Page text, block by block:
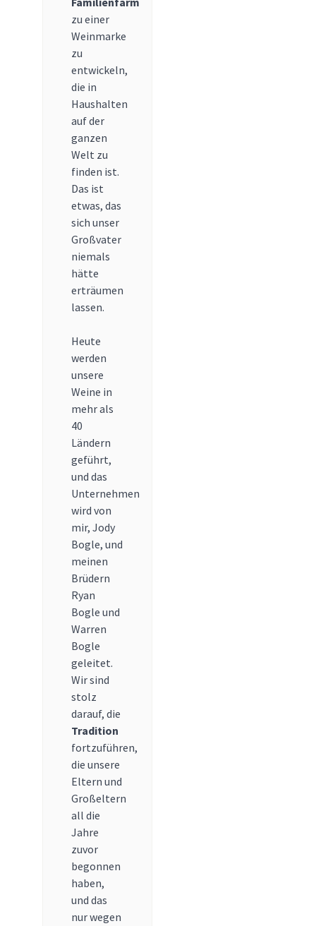
zu einer
Weinmarke
zu
entwickeln,
die in
Haushalten
auf der
ganzen
Welt zu
finden ist.
Das ist
etwas, das
sich unser
Großvater
niemals
hätte
erträumen
lassen.
Heute
werden
unsere
Weine in
mehr als
40
Ländern
geführt,
und das
Unternehmen
wird von
mir, Jody
Bogle, und
meinen
Brüdern
Ryan
Bogle und
Warren
Bogle
geleitet.
Wir sind
stolz
darauf, die
Tradition
fortzuführen,
die unsere
Eltern und
Großeltern
all die
Jahre
zuvor
begonnen
haben,
und das
nur wegen